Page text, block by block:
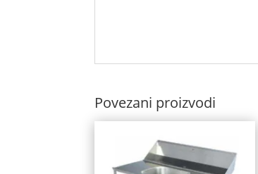
Povezani proizvodi